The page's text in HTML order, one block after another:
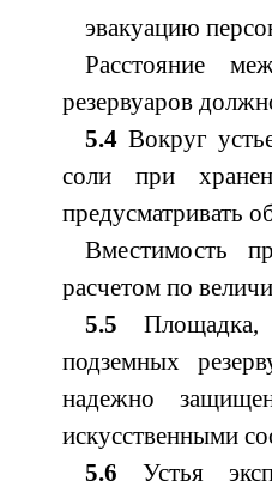
эвакуацию
Расстояние
резервуаров
5.4Вокруг
соли при
предусматривать
Вместимость
расчетом по
5.5 Площадка,
подземных
надежно
искусственными
5.6 Устья